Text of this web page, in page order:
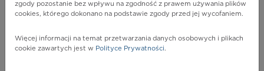
Pharmindex
zgody pozostanie bez wpływu na zgodność z prawem używania plików
cookies, którego dokonano na podstawie zgody przed jej wycofaniem.
Więcej informacji na temat przetwarzania danych osobowych i plikach
cookie zawartych jest w Polityce Prywatności.